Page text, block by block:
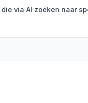
via AI zoeken naar